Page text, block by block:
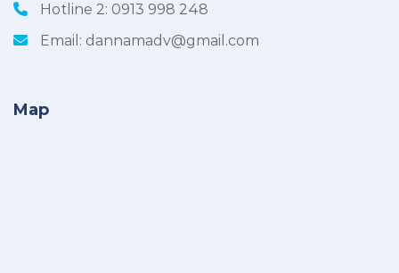
Hotline 2: 0913 998 248
Email: dannamadv@gmail.com
Map